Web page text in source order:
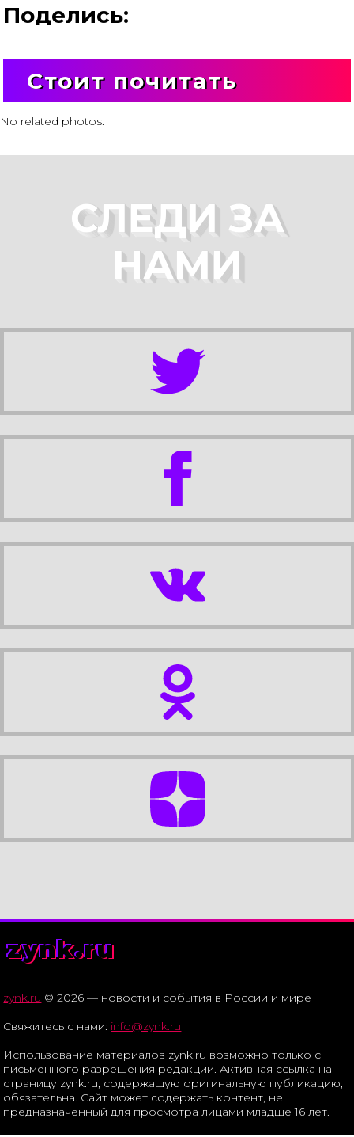
Поделись:
Стоит почитать
No related photos.
СЛЕДИ ЗА
НАМИ
zynk.ru
zynk.ru © 2026 — новости и события в России и мире
Свяжитесь с нами: info@zynk.ru
Использование материалов zynk.ru возможно только с
письменного разрешения редакции. Активная ссылка на
страницу zynk.ru, содержащую оригинальную публикацию,
обязательна. Сайт может содержать контент, не
предназначенный для просмотра лицами младше 16 лет.